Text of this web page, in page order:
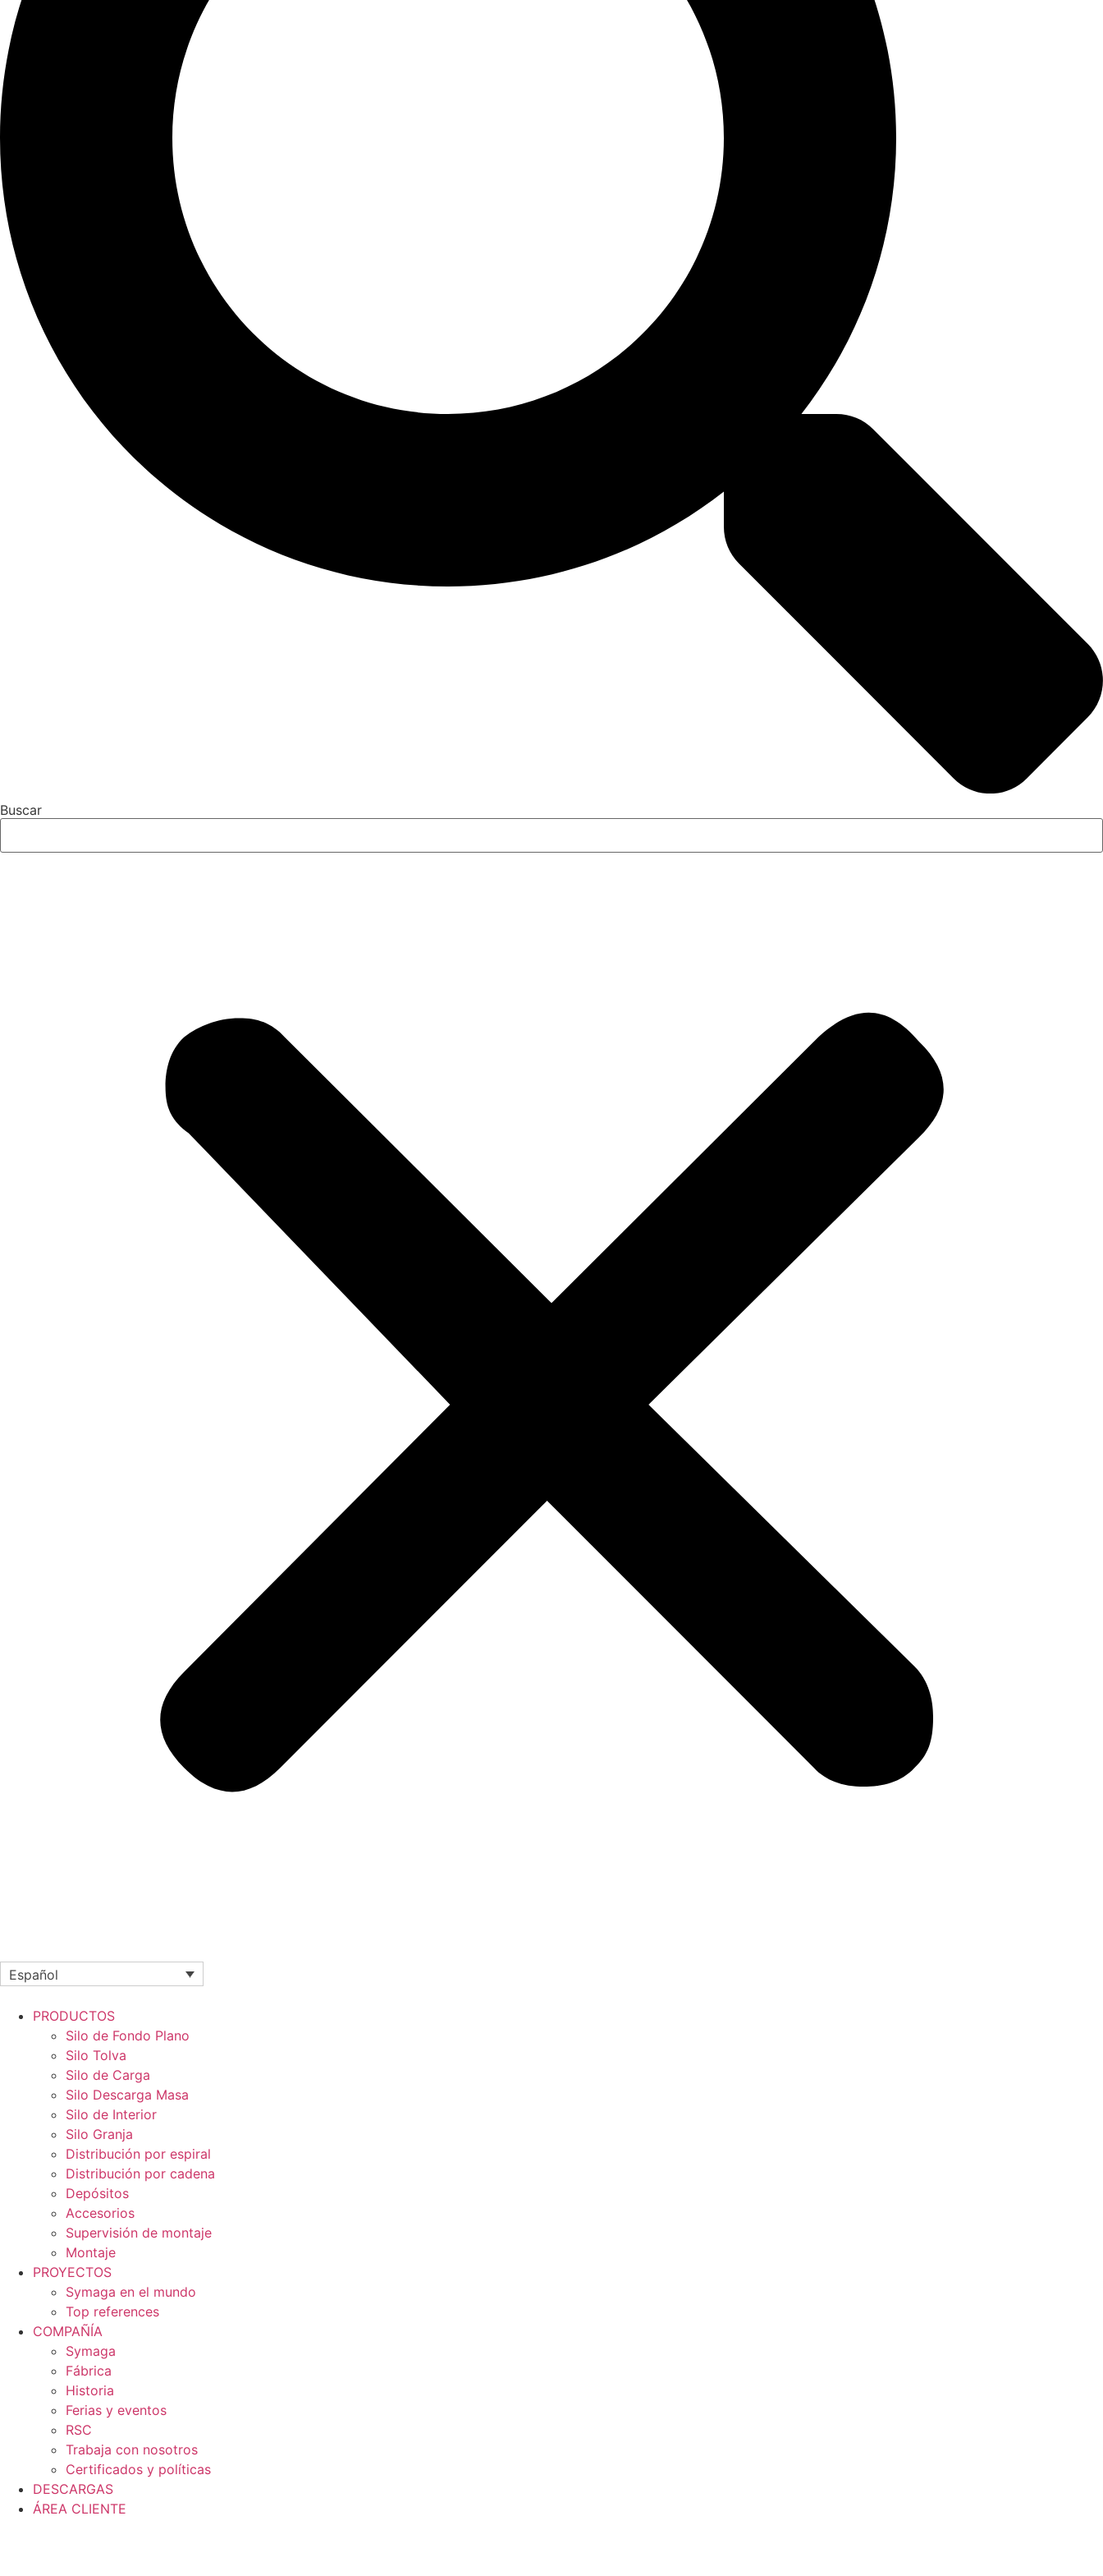
Buscar
Español
PRODUCTOS
Silo de Fondo Plano
Silo Tolva
Silo de Carga
Silo Descarga Masa
Silo de Interior
Silo Granja
Distribución por espiral
Distribución por cadena
Depósitos
Accesorios
Supervisión de montaje
Montaje
PROYECTOS
Symaga en el mundo
Top references
COMPAÑÍA
Symaga
Fábrica
Historia
Ferias y eventos
RSC
Trabaja con nosotros
Certificados y políticas
DESCARGAS
ÁREA CLIENTE